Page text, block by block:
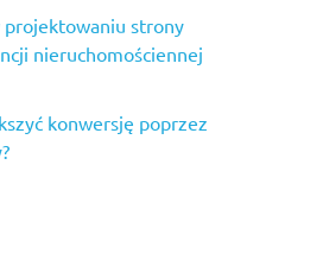
strony
nieruchomościennej
konwersję poprzez